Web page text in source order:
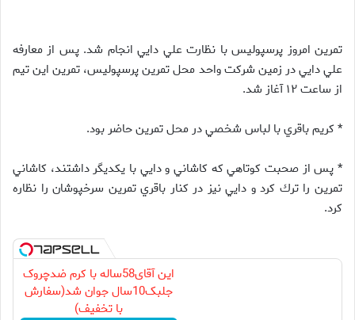
تمرين امروز پرسپولیس با نظارت علي دايي انجام شد. پس از معارفه
علي دايي در زمين شركت واحد محل تمرين پرسپوليس، تمرين اين تيم
از ساعت ۱۲ آغاز شد.
* كريم باقري با لباس شخصي در محل تمرين حاضر بود.
* پس از صحبت كوتاهي كه كاشاني و دايي با يكديگر داشتند، كاشاني
تمرين را ترك كرد و دايي نيز در كنار باقري تمرين سرخپوشان را نظاره
كرد.
این آقای58ساله با کرم ضدچروک
جلبک10سال جوان شد(سفارش
با تخفیف)